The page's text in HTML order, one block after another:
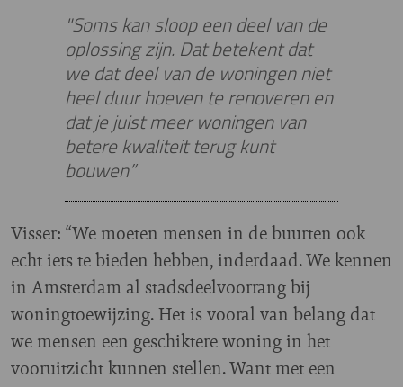
"Soms kan sloop een deel van de
oplossing zijn. Dat betekent dat
we dat deel van de woningen niet
heel duur hoeven te renoveren en
dat je juist meer woningen van
betere kwaliteit terug kunt
bouwen”
Visser: “We moeten mensen in de buurten ook
echt iets te bieden hebben, inderdaad. We kennen
in Amsterdam al stadsdeelvoorrang bij
woningtoewijzing. Het is vooral van belang dat
we mensen een geschiktere woning in het
vooruitzicht kunnen stellen. Want met een